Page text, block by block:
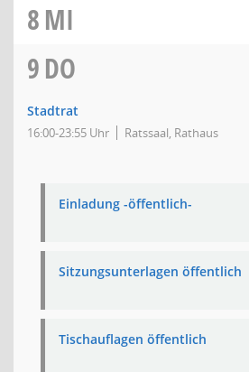
8MI
9DO
Stadtrat
16:00-23:55 Uhr Ratssaal, Rathaus
Einladung -öffentlich-
Sitzungsunterlagen öffentlich
Tischauflagen öffentlich